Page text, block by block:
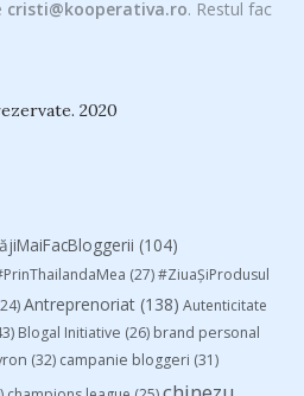
cristi@kooperativa.ro. Restul fac
2020
(104)
(27)#ZiuaȘiProdusul
Antreprenoriat (138) Autenticitate
Blogal Initiative (26) brand personal
(32) campanie bloggeri (31)